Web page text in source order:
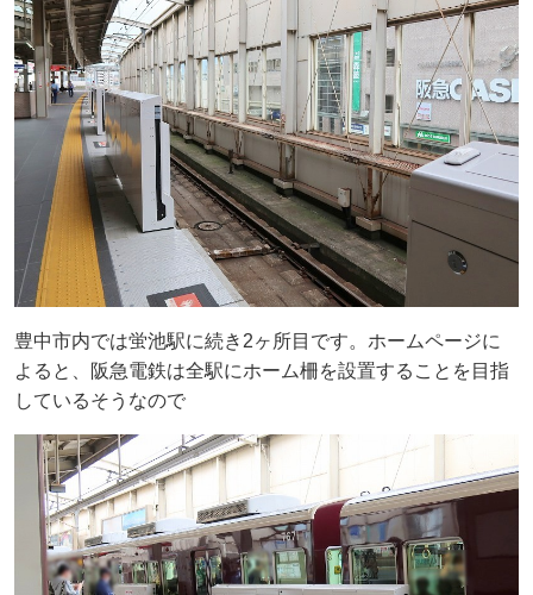
豊中市内では蛍池駅に続き2ヶ所目です。ホームページに
よると、阪急電鉄は全駅にホーム柵を設置することを目指
しているそうなので